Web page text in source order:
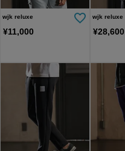
wjk reluxe
¥11,000
wjk reluxe
¥28,600